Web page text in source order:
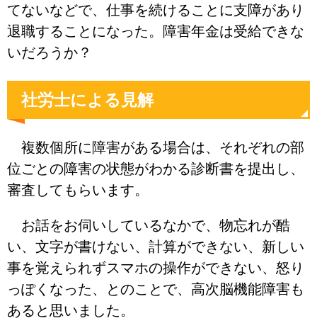
てないなどで、仕事を続けることに支障があり
退職することになった。障害年金は受給できな
いだろうか？
社労士による見解
複数個所に障害がある場合は、それぞれの部
位ごとの障害の状態がわかる診断書を提出し、
審査してもらいます。
お話をお伺いしているなかで、物忘れが酷
い、文字が書けない、計算ができない、新しい
事を覚えられずスマホの操作ができない、怒り
っぽくなった、とのことで、高次脳機能障害も
あると思いました。